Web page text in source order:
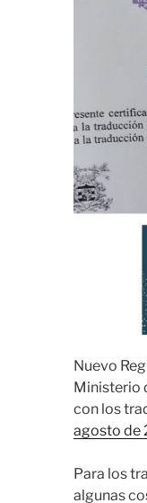
Nuevo
Ministerio
con los
agosto de
Para los
algunas